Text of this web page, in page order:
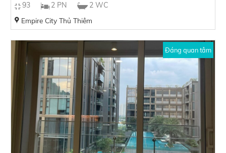
93
2 PN 2 WC
Empire City Thủ Thiêm
Đáng quan tâm